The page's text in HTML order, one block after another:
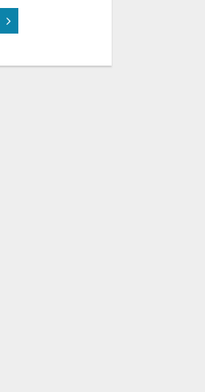
ICTツールを活用したケアマネジメントプロセス実践法(全3回の第2回)